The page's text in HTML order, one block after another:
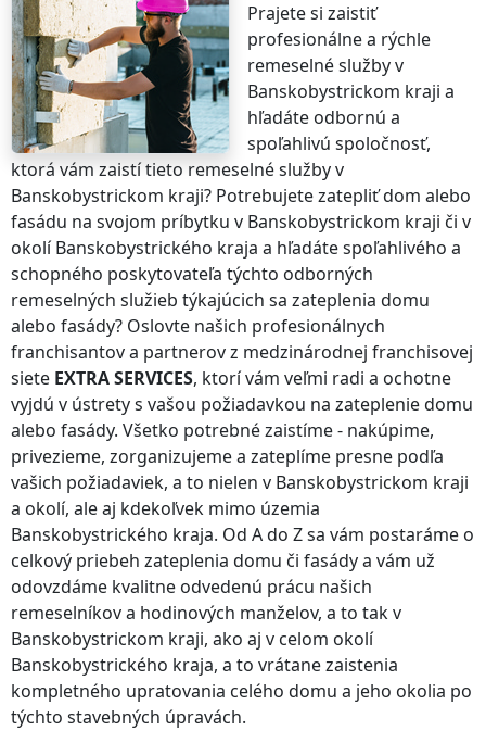
Prajete si zaistiť
profesionálne a rýchle
remeselné službyv
Banskobystrickom kraji a
hľadáte odbornú a
spoľahlivú spoločnosť,
ktorá vám zaistí tieto remeselné službyv
Banskobystrickom kraji? Potrebujete zatepliť dom alebo
fasádu na svojom príbytku v Banskobystrickom kraji či v
okolíBanskobystrického kraja a hľadáte spoľahlivého a
schopného poskytovateľa týchto odborných
remeselných služieb týkajúcich sa zateplenia domu
alebo fasády? Oslovte našich profesionálnych
franchisantov a partnerov z medzinárodnej franchisovej
siete EXTRA SERVICES, ktorí vám veľmi radi a ochotne
vyjdú v ústrety s vašou požiadavkou na zateplenie domu
alebo fasády. Všetko potrebné zaistíme - nakúpime,
privezieme, zorganizujeme a zateplíme presne podľa
vašich požiadaviek, a to nielen v Banskobystrickom kraji
a okolí, ale aj kdekoľvek mimo územia
Banskobystrického kraja. Od A do Z sa vám postaráme o
celkový priebeh zateplenia domu či fasády a vám už
odovzdáme kvalitne odvedenú prácu našich
remeselníkov a hodinových manželov, a to takv
Banskobystrickom kraji, ako aj v celom okolí
Banskobystrického kraja, a to vrátane zaistenia
kompletného upratovania celého domu a jeho okolia po
týchto stavebných úpravách.